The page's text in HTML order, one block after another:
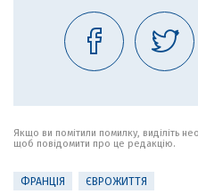
Якщо ви помітили помилку, виділіть
щоб повідомити про це редакцію.
ФРАНЦІЯ ЄВРОЖИТТЯ